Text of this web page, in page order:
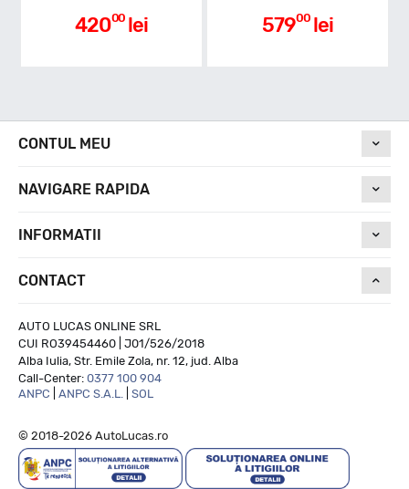
Aderenta pe carosabil ud
Nivel de zgomot
73
lei lei
CONTUL MEU
NAVIGARE RAPIDA
INFORMATII
CONTACT
AUTO LUCAS ONLINE SRL
CUI RO39454460 | J01/526/2018
Alba Iulia, Str. Emile Zola, nr. 12, jud. Alba
Call-Center: 0377 100 904
ANPC
ANPC S.A.L. SOL
© 2018-2026 AutoLucas.ro